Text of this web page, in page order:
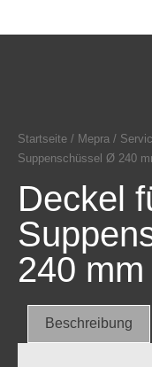
Startseite / Mepra /
Suppenschüssel Ø 240
Deckel
240
Beschreibung